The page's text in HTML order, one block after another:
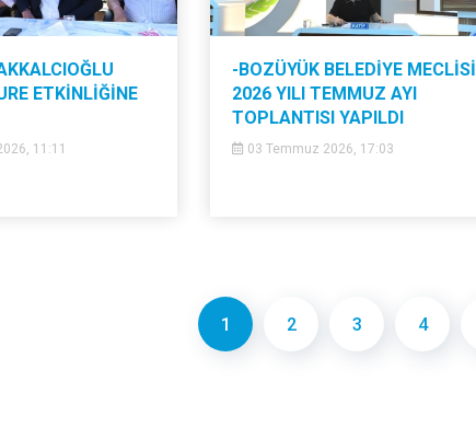
ETKİNLİĞİNE
11:11
-BOZÜYÜK BELEDİYE MECLİSİ
2026 YILI TEMMUZ AYI
TOPLANTISI YAPILDI
03 Temmuz 2026, 17:03
1 2 3 4